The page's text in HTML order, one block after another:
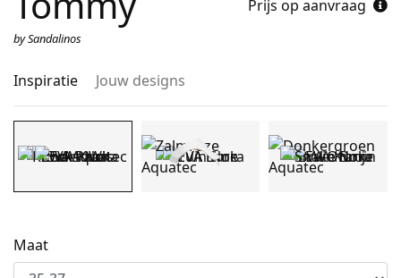
Prijs op aanvraag
by Sandalinos
Inspiratie Jouw designs
Maat